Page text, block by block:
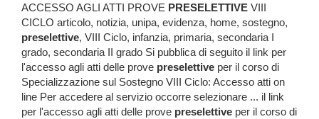
ACCESSO AGLI ATTI PROVE PRESELETTIVE VIII
CICLO articolo, notizia, unipa, evidenza, home, sostegno,
preselettive, VIII Ciclo, infanzia, primaria, secondaria I
grado, secondaria II grado Si pubblica di seguito il link per
l'accesso agli atti delle prove preselettive per il corso di
Specializzazione sul Sostegno VIII Ciclo: Accesso atti on
line Per accedere al servizio occorre selezionare ... il link
per l'accesso agli atti delle prove preselettive per il corso di